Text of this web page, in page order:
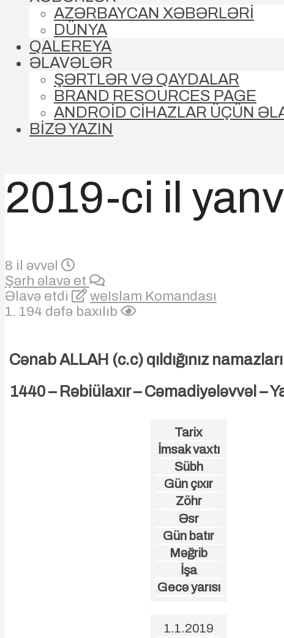
AZƏRBAYCAN XƏBƏRLƏRİ
DÜNYA
QALEREYA
ƏLAVƏLƏR
ŞƏRTLƏR VƏ QAYDALAR
BRAND RESOURCES PAGE
ANDROİD CİHAZLAR ÜÇÜN
BİZƏ YAZIN
2019-ci il
8 il əvvəl
Şərh əlavə et
Əlavə etdi
weIslam Komandası
1. 194 dəfə baxılıb
Cənab ALLAH (c.c) qıldığınız
1440 – Rəbiülaxır – Cəmadiyələvvəl –
Tarix
İmsak vaxtı
Sübh
Gün çıxır
Zöhr
Əsr
Gün batır
Məğrib
İşa
Gecə yarısı
1.1.2019